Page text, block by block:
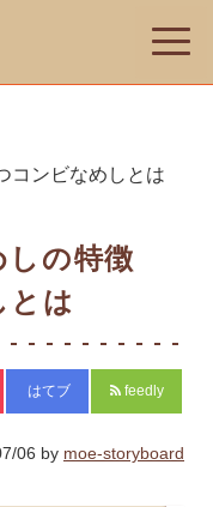
toggle
コンビなめしとは
しの特徴
とは
はてブ feedly
06 by moe-storyboard